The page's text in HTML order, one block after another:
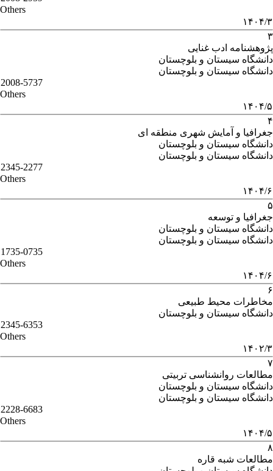
Others
۱۴۰۴/۳
۳
پژوهشنامه ادب غنایی
دانشگاه سیستان و بلوچستان
دانشگاه سیستان و بلوچستان
2008-5737
Others
۱۴۰۴/۵
۴
جغرافیا و آمایش شهری منطقه ای
دانشگاه سیستان و بلوچستان
دانشگاه سیستان و بلوچستان
2345-2277
Others
۱۴۰۴/۶
۵
جغرافیا و توسعه
دانشگاه سیستان و بلوچستان
دانشگاه سیستان و بلوچستان
1735-0735
Others
۱۴۰۴/۶
۶
مخاطرات محیط طبیعی
دانشگاه سیستان و بلوچستان
2345-6353
Others
۱۴۰۲/۳
۷
مطالعات روانشناسی تربیتی
دانشگاه سیستان و بلوچستان
دانشگاه سیستان و بلوچستان
2228-6683
Others
۱۴۰۴/۵
۸
مطالعات شبه قاره